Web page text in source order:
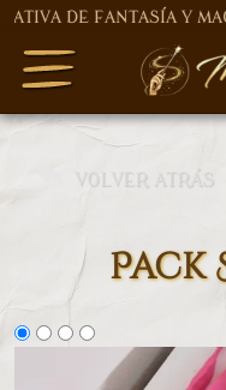
FANTASÍA Y MAGIA.
VOLVER ATRÁS
Pack